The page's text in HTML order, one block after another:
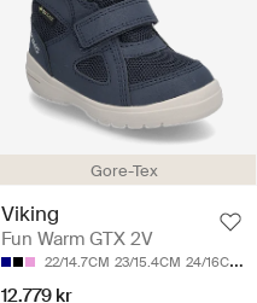
Gore-Tex
Viking
Fun Warm GTX 2V
22/14.7CM 23/15.4CM 24/16CM
12.779 kr